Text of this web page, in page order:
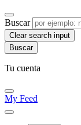
Buscar
Clear search input
Tu cuenta
My Feed